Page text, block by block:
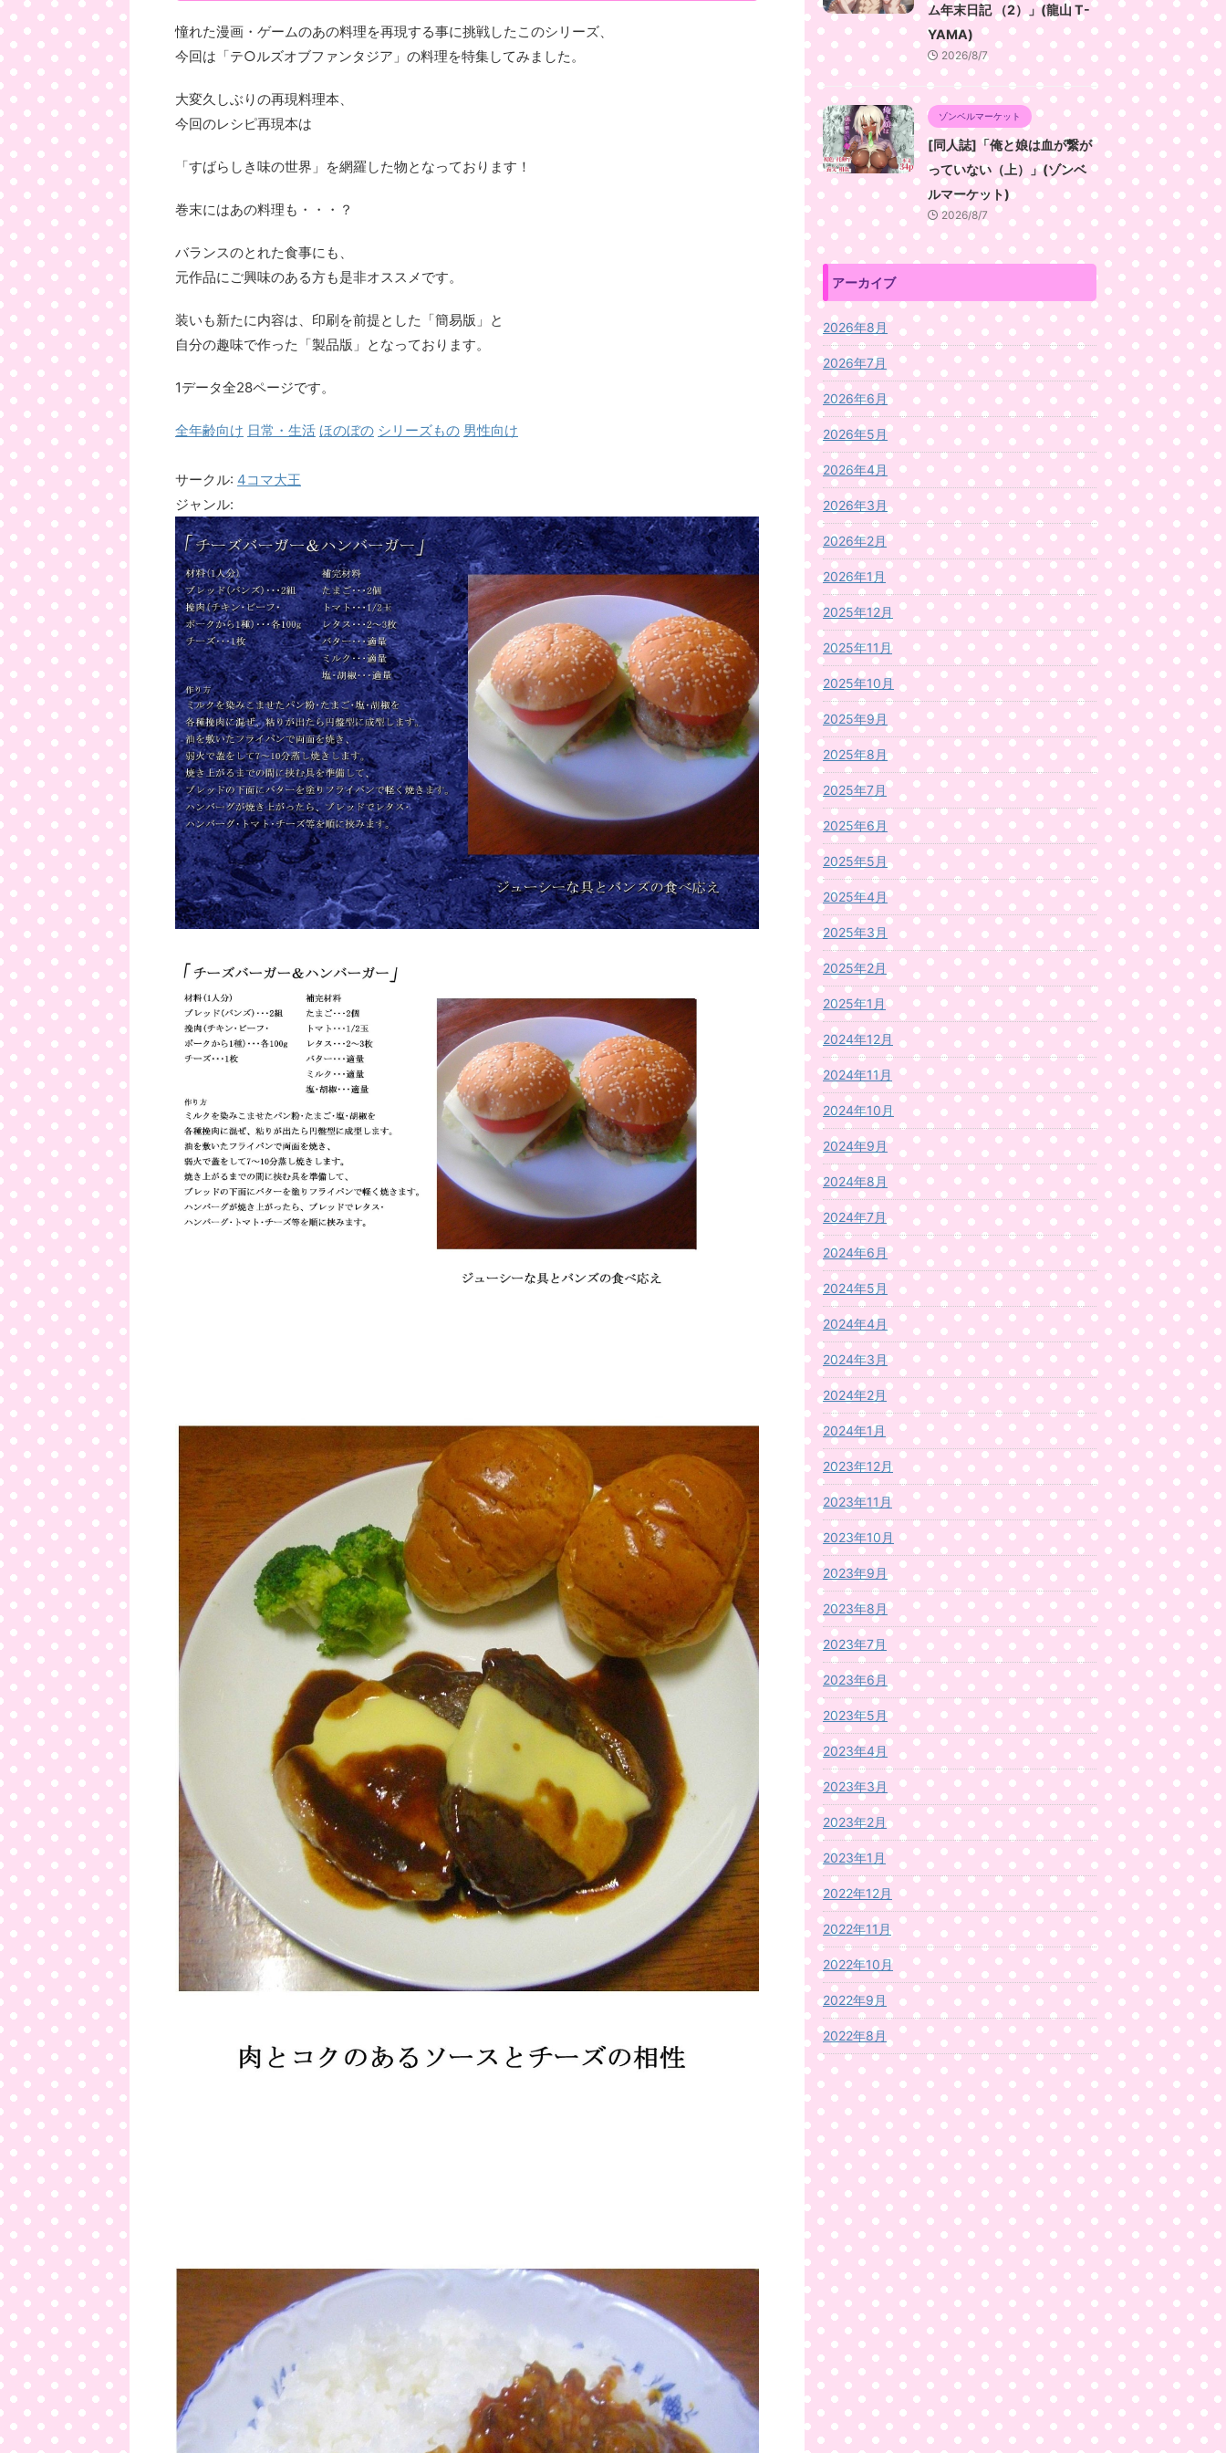
憧れた漫画・ゲームのあの料理を再現する事に挑戦したこのシリーズ、
今回は「テ○ルズオブファンタジア」の料理を特集してみました。
大変久しぶりの再現料理本、
今回のレシピ再現本は
「すばらしき味の世界」を網羅した物となっております！
巻末にはあの料理も・・・？
バランスのとれた食事にも、
元作品にご興味のある方も是非オススメです。
装いも新たに内容は、印刷を前提とした「簡易版」と
自分の趣味で作った「製品版」となっております。
1データ全28ページです。
全年齢向け 日常・生活 ほのぼの シリーズもの 男性向け
サークル: 4コマ大王
ジャンル:
ム年末日記 （2）」(龍山 T-
YAMA)
2026/8/7
ゾンベルマーケット
[同人誌]「俺と娘は血が繋が
っていない（上）」(ゾンベ
ルマーケット)
2026/8/7
アーカイブ
2026年8月
2026年7月
2026年6月
2026年5月
2026年4月
2026年3月
2026年2月
2026年1月
2025年12月
2025年11月
2025年10月
2025年9月
2025年8月
2025年7月
2025年6月
2025年5月
2025年4月
2025年3月
2025年2月
2025年1月
2024年12月
2024年11月
2024年10月
2024年9月
2024年8月
2024年7月
2024年6月
2024年5月
2024年4月
2024年3月
2024年2月
2024年1月
2023年12月
2023年11月
2023年10月
2023年9月
2023年8月
2023年7月
2023年6月
2023年5月
2023年4月
2023年3月
2023年2月
2023年1月
2022年12月
2022年11月
2022年10月
2022年9月
2022年8月